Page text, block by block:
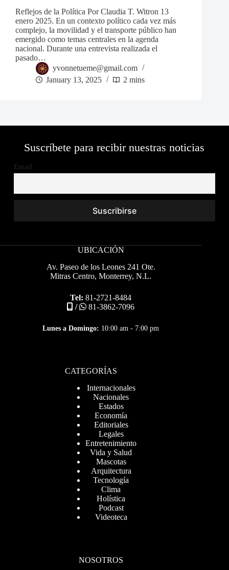
Reflejos de la Política Por Claudia T. Witron 13
enero 2025. En un contexto político cada vez más
complejo, la movilidad y el transporte público han
emergido como temas centrales en la agenda
nacional. Durante una entrevista realizada el
pasado…
yvonnetueme@gmail.com
January 13, 2025
2 mins
Suscríbete para recibir nuestras noticias
Email
UBICACIÓN
Av. Paseo de los Leones 241 Ote.
Mitras Centro, Monterrey, N.L.
Tel: 81-2721-8484
/
81-3862-7096
Lunes a Domingo: 10:00 am - 7:00 pm
CATEGORÍAS
Internacionales
Nacionales
Estados
Economía
Editoriales
Legales
Entretenimiento
Vida y Salud
Mascotas
Arquitectura
Tecnología
Clima
Holística
Podcast
Videoteca
NOSOTROS